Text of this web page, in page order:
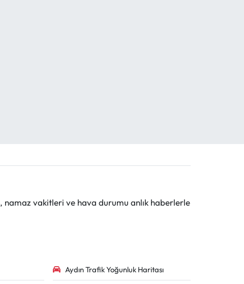
namaz vakitleri ve hava durumu anlık haberlerle
Aydın Trafik Yoğunluk Haritası